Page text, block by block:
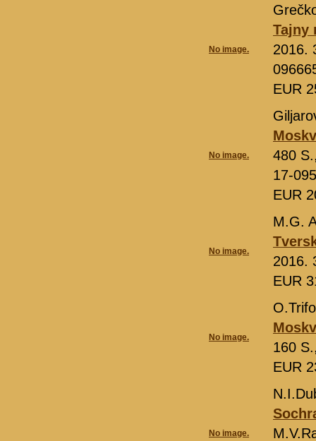
No image.
Tajny
2016.
EUR
No image.
480
17-
EUR
No image.
M.G.
2016.
EUR
No image.
160
EUR
No image.